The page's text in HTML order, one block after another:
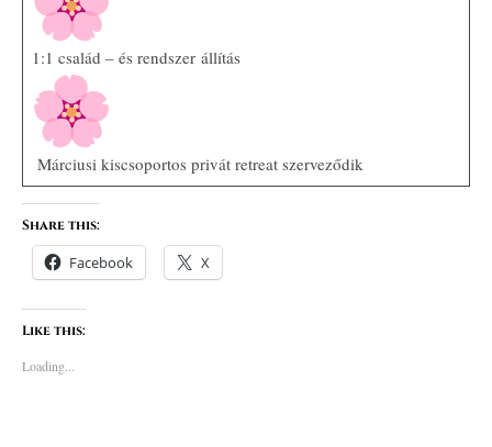
1:1 család – és rendszer állítás
Márciusi kiscsoportos privát retreat szerveződik
Share this:
Facebook X
Like this:
Loading...